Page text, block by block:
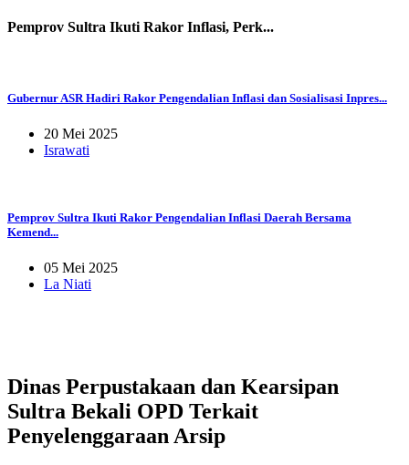
Pemprov Sultra Ikuti Rakor Inflasi, Perk...
Gubernur ASR Hadiri Rakor Pengendalian Inflasi dan Sosialisasi Inpres...
20 Mei 2025
Israwati
Pemprov Sultra Ikuti Rakor Pengendalian Inflasi Daerah Bersama
Kemend...
05 Mei 2025
La Niati
Dinas Perpustakaan dan Kearsipan
Sultra Bekali OPD Terkait
Penyelenggaraan Arsip